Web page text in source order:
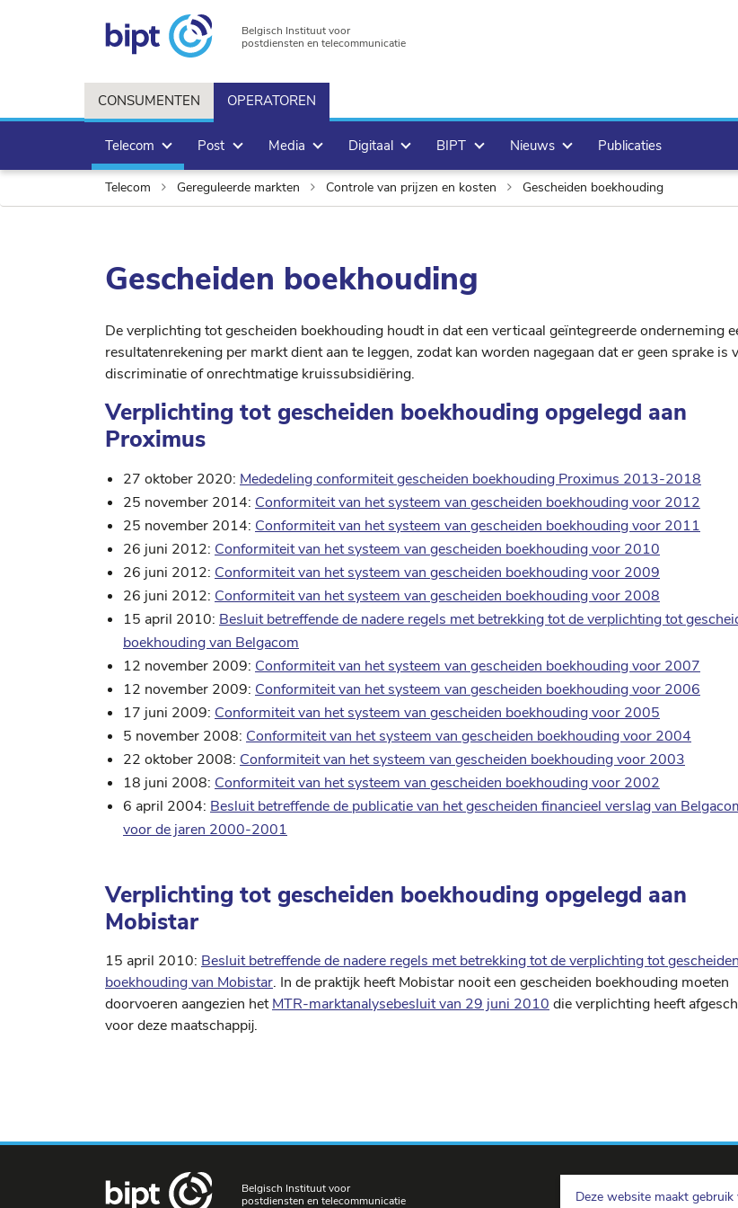
Deze website maakt
Belgisch Instituut voor
postdiensten en telecommunicatie
CONSUMENTEN OPERATOREN
Telecom Post Media Digitaal BIPT Nieuws Publicaties
Telecom Gereguleerde markten Controle van prijzen en kosten Gescheiden boekhouding
Gescheiden boekhouding
De verplichting tot gescheiden boekhouding houdt in dat een verticaal geïntegreerde onderneming
resultatenrekening per markt dient aan te leggen, zodat kan worden nagegaan dat er geen sprake is
discriminatie of onrechtmatige kruissubsidiëring.
Verplichting tot gescheiden boekhouding opgelegd aan
Proximus
27 oktober 2020: Mededeling conformiteit gescheiden boekhouding Proximus 2013-2018
25 november 2014: Conformiteit van het systeem van gescheiden boekhouding voor 2012
25 november 2014: Conformiteit van het systeem van gescheiden boekhouding voor 2011
26 juni 2012: Conformiteit van het systeem van gescheiden boekhouding voor 2010
26 juni 2012: Conformiteit van het systeem van gescheiden boekhouding voor 2009
26 juni 2012: Conformiteit van het systeem van gescheiden boekhouding voor 2008
15 april 2010: Besluit betreffende de nadere regels met betrekking tot de verplichting tot
boekhouding van Belgacom
12 november 2009: Conformiteit van het systeem van gescheiden boekhouding voor 2007
12 november 2009: Conformiteit van het systeem van gescheiden boekhouding voor 2006
17 juni 2009: Conformiteit van het systeem van gescheiden boekhouding voor 2005
5 november 2008: Conformiteit van het systeem van gescheiden boekhouding voor 2004
22 oktober 2008: Conformiteit van het systeem van gescheiden boekhouding voor 2003
18 juni 2008: Conformiteit van het systeem van gescheiden boekhouding voor 2002
6 april 2004: Besluit betreffende de publicatie van het gescheiden financieel verslag van
voor de jaren 2000-2001
Verplichting tot gescheiden boekhouding opgelegd aan
Mobistar
15 april 2010: Besluit betreffende de nadere regels met betrekking tot de verplichting tot gescheiden
boekhouding van Mobistar. In de praktijk heeft Mobistar nooit een gescheiden boekhouding moeten
doorvoeren aangezien hetMTR-marktanalysebesluit van 29 juni 2010 die verplichting heeft
voor deze maatschappij.
Belgisch Instituut voor
postdiensten en telecommunicatie